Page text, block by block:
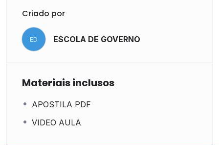
Criado por
ED ESCOLA DE GOVERNO
Materiais inclusos
APOSTILA PDF
VIDEO AULA